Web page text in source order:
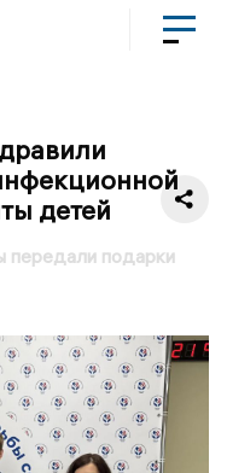
детей
передали подарки